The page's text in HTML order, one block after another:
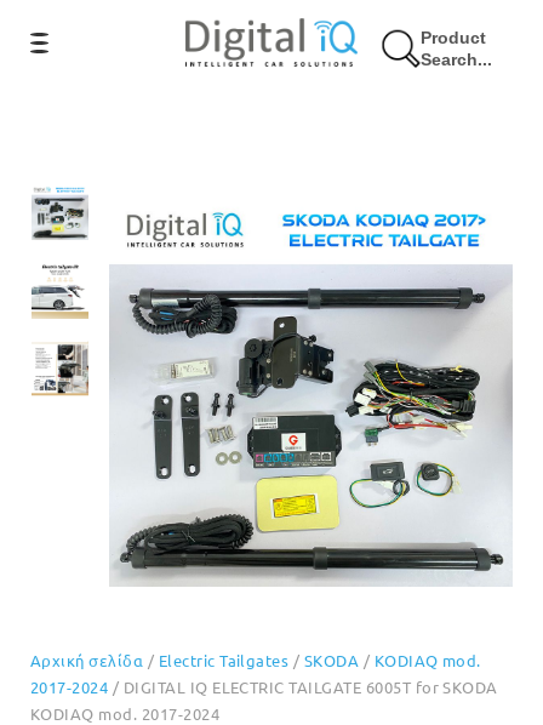
Product
Search...
Αρχική σελίδα / Electric Tailgates / SKODA / KODIAQ mod.
2017-2024 / DIGITAL IQ ELECTRIC TAILGATE 6005T for SKODA
KODIAQ mod. 2017-2024